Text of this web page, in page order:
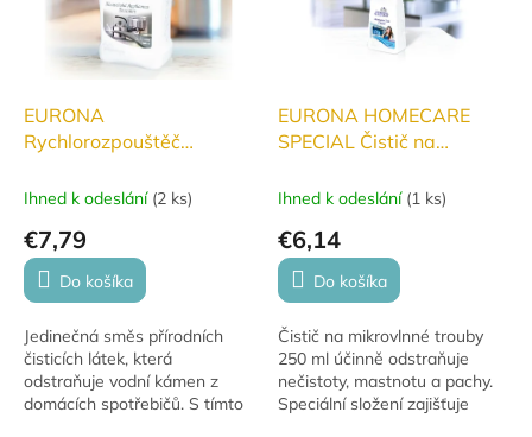
EURONA
Rychlorozpouštěč
domácí spotřebiče
Ihned k odeslání (2 ks)
€7,79
Do košíka
Jedinečná směs přírodních
čisticích látek, která
odstraňuje vodní kámen z
domácích spotřebičů. S tímto
EURONA HOMECARE
SPECIAL Čistič na
Ihned k odeslání (1 ks)
€6,14
Do košíka
Čistič na mikrovlnné trouby
250 ml účinně odstraňuje
nečistoty, mastnotu a pachy.
Speciální složení zajišťuje